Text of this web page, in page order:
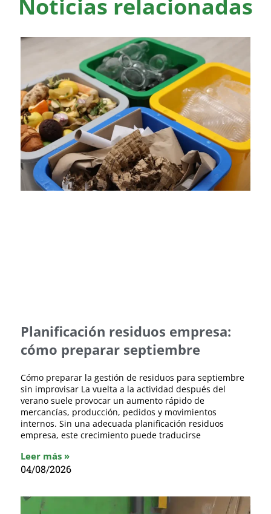
Noticias relacionadas
Planificación residuos empresa:
cómo preparar septiembre
Cómo preparar la gestión de residuos para septiembre
sin improvisar La vuelta a la actividad después del
verano suele provocar un aumento rápido de
mercancías, producción, pedidos y movimientos
internos. Sin una adecuada planificación residuos
empresa, este crecimiento puede traducirse
Leer más »
04/08/2026